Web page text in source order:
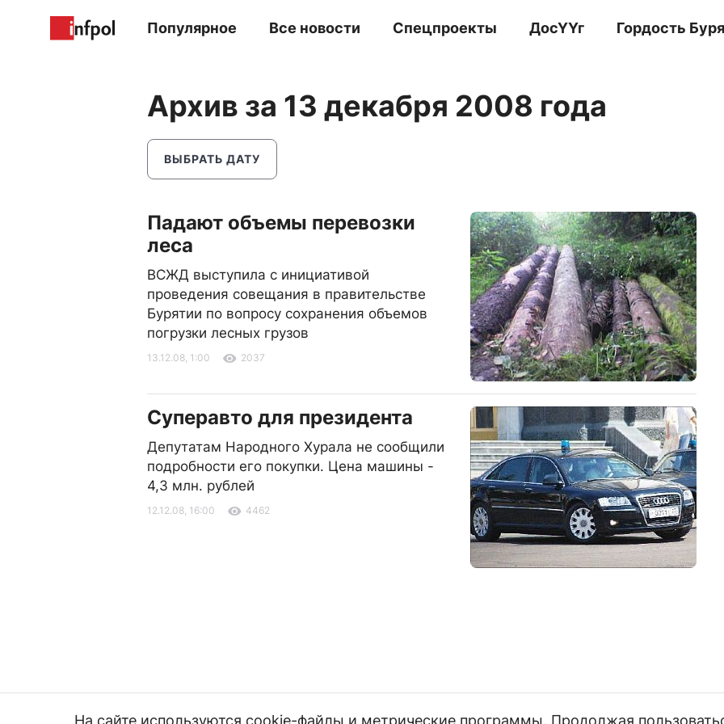
Популярное Все новости Спецпроекты ДосҮҮг Гордость
Архив за 13 декабря 2008 года
ВЫБРАТЬ ДАТУ
Падают объемы перевозки
леса
ВСЖД выступила с инициативой
проведения совещания в правительстве
Бурятии по вопросу сохранения объемов
погрузки лесных грузов
13.12.08, 1:00 2037
Суперавто для президента
Депутатам Народного Хурала не сообщили
подробности его покупки. Цена машины -
4,3 млн. рублей
12.12.08, 16:00 4462
На сайте используются cookie-файлы и метрические программы. Продолжая